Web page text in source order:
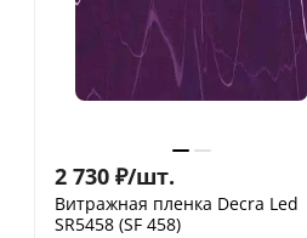
2 730 ₽/шт.
Витражная пленка Decra Led
SR5458 (SF 458)